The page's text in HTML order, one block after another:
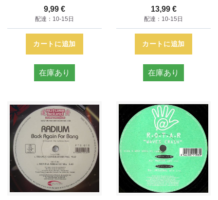
9,99 €
配達：10-15日
カートに追加
在庫あり
13,99 €
配達：10-15日
カートに追加
在庫あり